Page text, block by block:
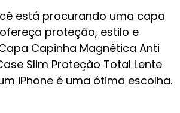
está procurando uma capa
proteção, estilo e
Capinha Magnética Anti
Slim Proteção Total Lente
iPhone é uma ótima escolha.